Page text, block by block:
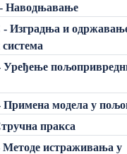
Наводњавање
и
модела у
пракса
истраживања у